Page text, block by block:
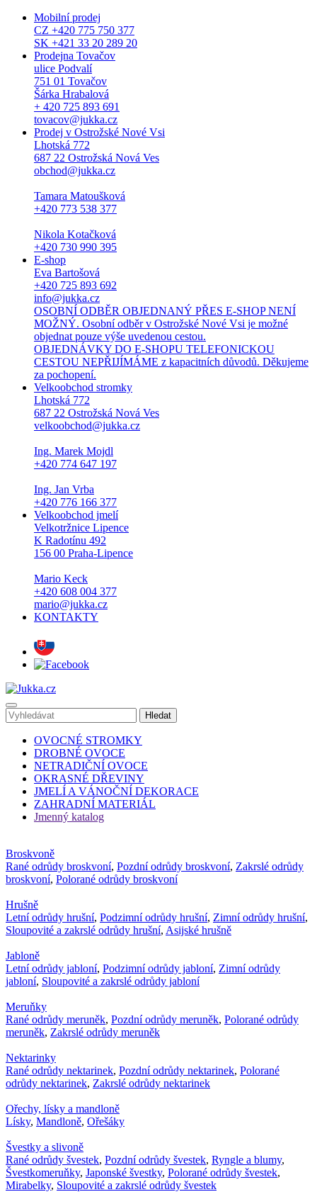
Mobilní prodej
CZ +420 775 750 377
SK +421 33 20 289 20
Prodejna Tovačov
ulice Podvalí
751 01 Tovačov
Šárka Hrabalová
+ 420 725 893 691
tovacov@jukka.cz
Prodej v Ostrožské Nové Vsi
Lhotská 772
687 22 Ostrožská Nová Ves
obchod@jukka.cz
Tamara Matoušková
+420 773 538 377
Nikola Kotačková
+420 730 990 395
E-shop
Eva Bartošová
+420 725 893 692
info@jukka.cz
OSOBNÍ ODBĚR OBJEDNANÝ PŘES E-SHOP NENÍ
MOŽNÝ. Osobní odběr v Ostrožské Nové Vsi je možné
objednat pouze výše uvedenou cestou.
OBJEDNÁVKY DO E-SHOPU TELEFONICKOU
CESTOU NEPŘIJÍMÁME z kapacitních důvodů. Děkujeme
za pochopení.
Velkoobchod stromky
Lhotská 772
687 22 Ostrožská Nová Ves
velkoobchod@jukka.cz
Ing. Marek Mojdl
+420 774 647 197
Ing. Jan Vrba
+420 776 166 377
Velkoobchod jmelí
Velkotržnice Lipence
K Radotínu 492
156 00 Praha-Lipence
Mario Keck
+420 608 004 377
mario@jukka.cz
KONTAKTY
OVOCNÉ STROMKY
DROBNÉ OVOCE
NETRADIČNÍ OVOCE
OKRASNÉ DŘEVINY
JMELÍ A VÁNOČNÍ DEKORACE
ZAHRADNÍ MATERIÁL
Jmenný katalog
Broskvoně
Rané odrůdy broskvoní, Pozdní odrůdy broskvoní, Zakrslé odrůdy
broskvoní, Polorané odrůdy broskvoní
Hrušně
Letní odrůdy hrušní, Podzimní odrůdy hrušní, Zimní odrůdy hrušní,
Sloupovité a zakrslé odrůdy hrušní, Asijské hrušně
Jabloně
Letní odrůdy jabloní, Podzimní odrůdy jabloní, Zimní odrůdy
jabloní, Sloupovité a zakrslé odrůdy jabloní
Meruňky
Rané odrůdy meruněk, Pozdní odrůdy meruněk, Polorané odrůdy
meruněk, Zakrslé odrůdy meruněk
Nektarinky
Rané odrůdy nektarinek, Pozdní odrůdy nektarinek, Polorané
odrůdy nektarinek, Zakrslé odrůdy nektarinek
Ořechy, lísky a mandloně
Lísky, Mandloně, Ořešáky
Švestky a slivoně
Rané odrůdy švestek, Pozdní odrůdy švestek, Ryngle a blumy,
Švestkomeruňky, Japonské švestky, Polorané odrůdy švestek,
Mirabelky, Sloupovité a zakrslé odrůdy švestek